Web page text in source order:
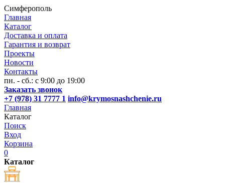
Симферополь
Главная
Каталог
Доставка и оплата
Гарантия и возврат
Проекты
Новости
Контакты
пн. - сб.: с 9:00 до 19:00
Заказать звонок
+7 (978) 31 7777 1 info@krymosnashchenie.ru
Главная
Каталог
Поиск
Вход
Корзина
0
Каталог